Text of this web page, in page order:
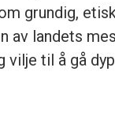
grundig,
av landets
til å gå